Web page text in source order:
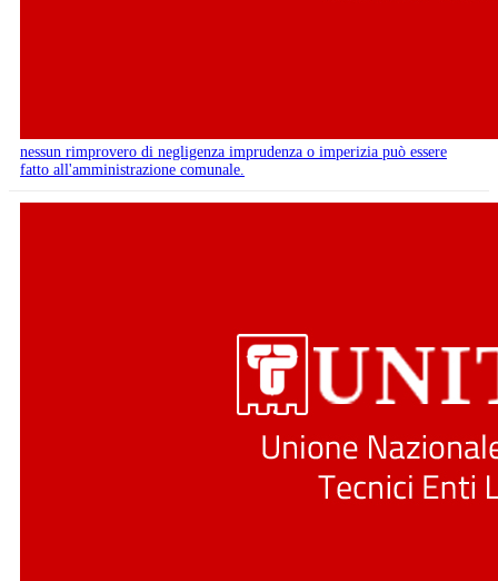
nessun rimprovero di negligenza imprudenza o imperizia può essere
fatto all'amministrazione comunale.